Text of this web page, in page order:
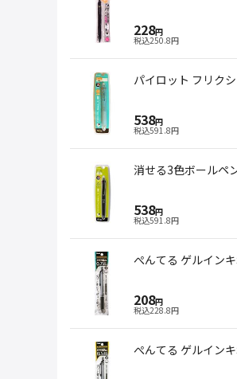
228円
税込250.8円
パイロット フリク
538円
税込591.8円
消せる3色ボールペ
538円
税込591.8円
ぺんてる ゲルイン
208円
税込228.8円
ぺんてる ゲルイン